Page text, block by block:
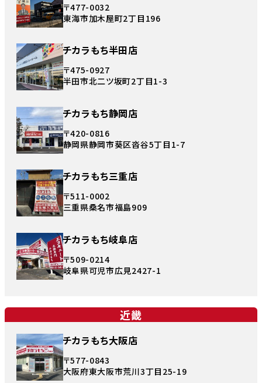
〒477-0032
東海市加木屋町2丁目196
チカラもち半田店
〒475-0927
半田市北二ツ坂町2丁目1-3
チカラもち静岡店
〒420-0816
静岡県静岡市葵区沓谷5丁目1-7
チカラもち三重店
〒511-0002
三重県桑名市福島909
チカラもち岐阜店
〒509-0214
岐阜県可児市広見2427-1
近畿
チカラもち大阪店
〒577-0843
大阪府東大阪市荒川3丁目25-19